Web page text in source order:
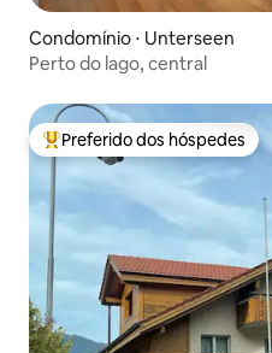
Condomínio ⋅ Unterseen
Perto do lago, central
Entre os melhores preferidos
Preferido dos hóspedes